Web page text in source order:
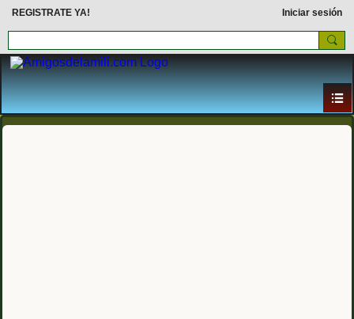
REGISTRATE YA! Iniciar sesión